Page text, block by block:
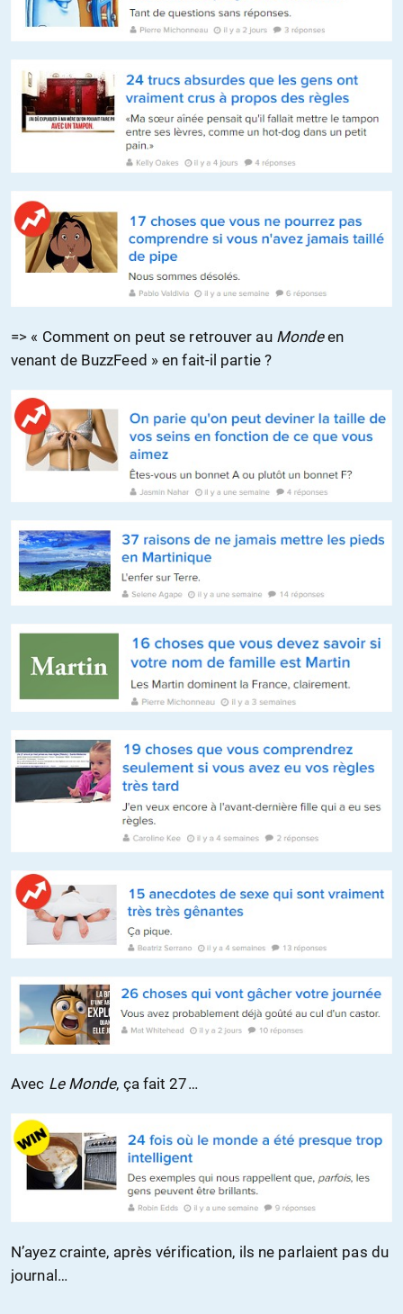
=> « Comment on peut se retrouver au Mondeen
venant de BuzzFeed » en fait-il partie ?
Avec Le Monde, ça fait 27…
N’ayez crainte, après vérification, ils ne parlaient pas du
journal…